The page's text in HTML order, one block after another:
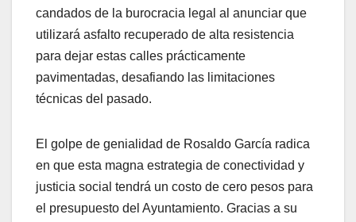
candados de la burocracia legal al anunciar que
utilizará asfalto recuperado de alta resistencia
para dejar estas calles prácticamente
pavimentadas, desafiando las limitaciones
técnicas del pasado.
El golpe de genialidad de Rosaldo García radica
en que esta magna estrategia de conectividad y
justicia social tendrá un costo de cero pesos para
el presupuesto del Ayuntamiento. Gracias a su